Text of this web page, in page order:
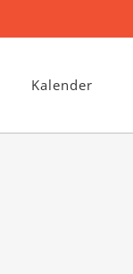
Kalender